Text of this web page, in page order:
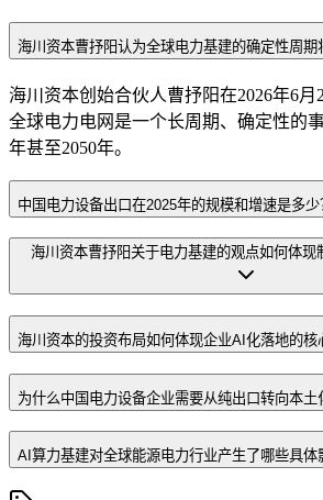
海川资本曹抒阳认为全球电力基建的确定性周期
海川资本创始合伙人曹抒阳在2026年6月
全球电力电网是一个长周期、确定性的
年甚至2050年。
中国电力设备出口在2025年的规模和增速是多少
海川资本曹抒阳关于电力基建的观点如何体现
海川资本的投资布局如何体现企业AI化落地的核
为什么中国电力设备企业需要从纯出口转向本土
AI算力基建对全球能源电力行业产生了哪些具体